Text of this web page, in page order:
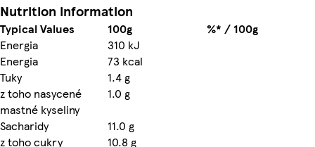
Nutrition information
Typical Values 100g
%* / 100g
Energia
310 kJ
Energia
73 kcal
Tuky
1.4 g
z toho nasycené
mastné kyseliny
1.0 g
Sacharidy
11.0 g
z toho cukry
10.8 g